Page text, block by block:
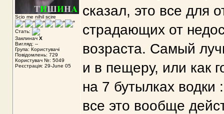
Scio me nihil scire
Стать:
Заклинач X
Вигляд: --
Група: Користувачі
Повідомлень: 729
Користувач №: 5049
Реєстрація: 29-June 05
сказал, это все для
страдающих от
возраста. Самый
и в пещеру, или как
на 7 бутылках
все это вообще